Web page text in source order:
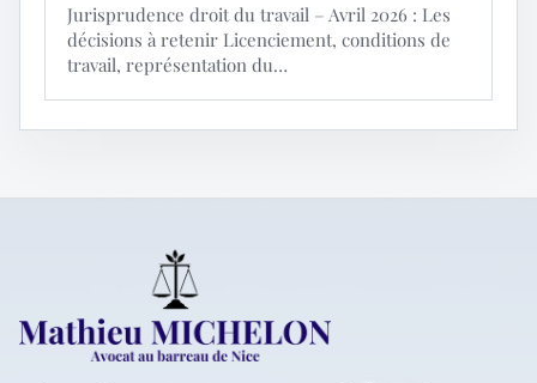
Jurisprudence droit du travail – Avril 2026 : Les
décisions à retenir Licenciement, conditions de
travail, représentation du…